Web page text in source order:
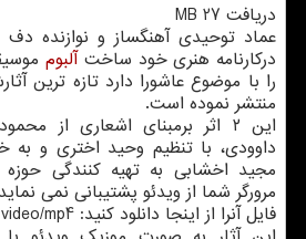
دریافت 27 MB
عماد توحیدی آهنگساز و نوازنده
درکارنامه هنری خود ساختآلبوم
را با موضوع عاشورا دارد تازه ترین
منتشر نموده است.
این ۲ اثر برمبنای اشعاری از
داوودی، با تنظیم وحید اختری و به
مجید اخشابی به تهیه کنندگی
مرورگر شما از ویدئو پشتیبانی نمی
فایل آنرا از اینجا دانلود کنید: video/mp4